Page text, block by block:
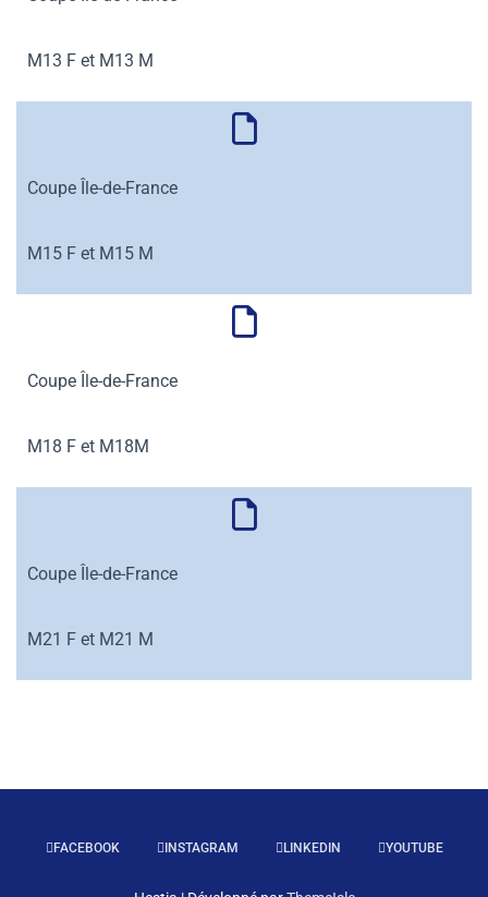
M13 F et M13 M
Coupe Île-de-France
M15 F et M15 M
Coupe Île-de-France
M18 F et M18M
Coupe Île-de-France
M21 F et M21 M
FACEBOOK INSTAGRAM LINKEDIN YOUTUBE